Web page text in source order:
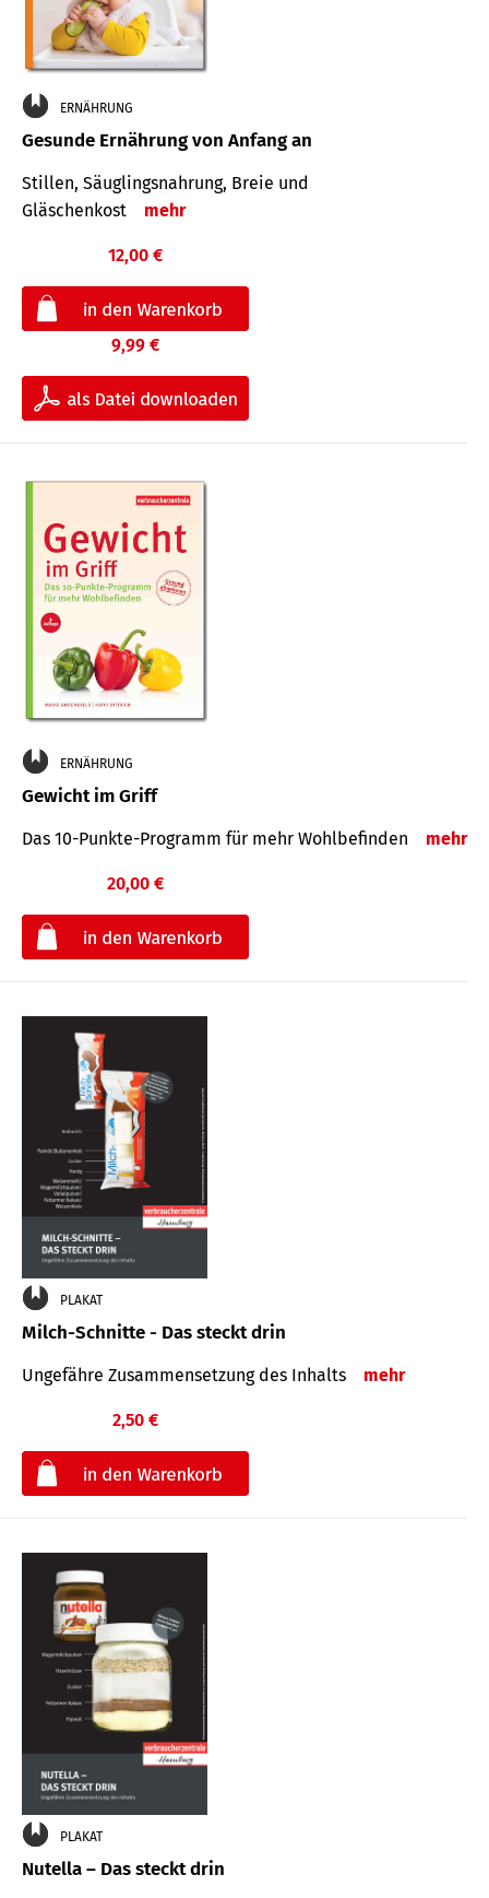
ERNÄHRUNG
Gesunde Ernährung von Anfang an
Stillen, Säuglingsnahrung, Breie und
Gläschenkost
mehr
12,00 €
9,99 €
ERNÄHRUNG
Gewicht im Griff
Das 10-Punkte-Programm für mehr Wohlbefinden mehr
20,00 €
PLAKAT
Milch-Schnitte - Das steckt drin
Ungefähre Zu­sammen­setzung des Inhalts mehr
2,50 €
PLAKAT
Nutella – Das steckt drin